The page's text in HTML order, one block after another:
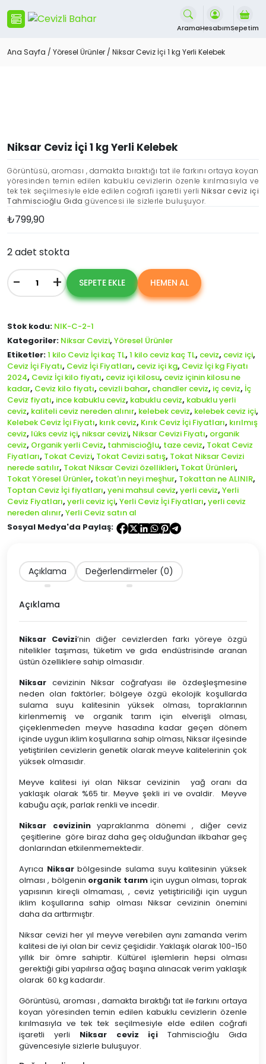
Geç
AramaHesabımSepetim
Ana Sayfa / Yöresel Ürünler / Niksar Ceviz İçi 1 kg Yerli Kelebek
Niksar Ceviz İçi 1 kg Yerli Kelebek
Görüntüsü, aroması , damakta bıraktığı tat ile farkını ortaya koyan
yöresinden temin edilen kabuklu cevizlerin özenle kırılmasıyla ve
tek tek seçilmesiyle elde edilen coğrafi işaretli yerliNiksar ceviz içi
Tahmiscioğlu Gıda güvencesi ile sizlerle buluşuyor.
₺799,90
2 adet stokta
Niksar
Ceviz
1
Yerli
Kelebek
adet
+
- SEPETE EKLE HEMEN AL
Stok kodu: NIK-C-2-1
Kategoriler: Niksar Cevizi, Yöresel Ürünler
Etiketler:1 kilo Ceviz İçi kaç TL, 1 kilo ceviz kaç TL, ceviz, ceviz içi,
Ceviz İçi Fiyatı, Ceviz İçi Fiyatları, ceviz içi kg, Ceviz İçi kg Fiyatı
2024, Ceviz İçi kilo fiyatı, ceviz içi kilosu, ceviz içinin kilosu ne
kadar, Ceviz kilo fiyatı, cevizli bahar, chandler ceviz, iç ceviz, İç
Ceviz fiyatı, ince kabuklu ceviz, kabuklu ceviz, kabuklu yerli
ceviz, kaliteli ceviz nereden alınır, kelebek ceviz, kelebek ceviz içi,
Kelebek Ceviz İçi Fiyatı, kırık ceviz, Kırık Ceviz İçi Fiyatları, kırılmış
ceviz, lüks ceviz içi, niksar cevizi, Niksar Cevizi Fiyatı, organik
ceviz, Organik yerli Ceviz, tahmiscioğlu, taze ceviz, Tokat Ceviz
Fiyatları, Tokat Cevizi, Tokat Cevizi satış, Tokat Niksar Cevizi
nerede satılır, Tokat Niksar Cevizi özellikleri, Tokat Ürünleri,
Tokat Yöresel Ürünler, tokat'ın neyi meşhur, Tokattan ne ALINIR,
Toptan Ceviz İçi fiyatları, yeni mahsul ceviz, yerli ceviz, Yerli
Ceviz Fiyatları, yerli ceviz içi, Yerli Ceviz İçi Fiyatları, yerli ceviz
nereden alınır, Yerli Ceviz satın al
Sosyal Medya'da Paylaş:
Açıklama Değerlendirmeler (0)
Açıklama
Niksar Cevizi’nin diğer cevizlerden farkı yöreye özgü
nitelikler taşıması, tüketim ve gıda endüstrisinde aranan
üstün özelliklere sahip olmasıdır.
Niksar cevizinin Niksar coğrafyası ile özdeşleşmesine
neden olan faktörler; bölgeye özgü ekolojik koşullarda
sulama suyu kalitesinin yüksek olması, topraklarının
kirlenmemiş ve organik tarım için elverişli olması,
çiçeklenmeden meyve hasadına kadar geçen dönem
içinde uygun iklim koşullarına sahip olması, Niksar ilçesinde
yetiştirilen cevizlerin genetik olarak meyve kalitelerinin çok
yüksek olmasıdır.
Meyve kalitesi iyi olan Niksar cevizinin yağ oranı da
yaklaşık olarak %65 tir. Meyve şekli iri ve ovaldir. Meyve
kabuğu açık, parlak renkli ve incedir.
Niksar cevizininyapraklanma dönemi , diğer ceviz
çeşitlerine göre biraz daha geç olduğundan ilkbahar geç
donlarından etkilenmemektedir.
Ayrıca Niksarbölgesinde sulama suyu kalitesinin yüksek
olması , bölgenin organik tarım için uygun olması, toprak
yapısının kireçli olmaması, , ceviz yetiştiriciliği için uygun
iklim koşullarına sahip olması Niksar cevizinin önemini
daha da arttırmıştır.
Niksar cevizi her yıl meyve verebilen aynı zamanda verim
kalitesi de iyi olan bir ceviz çeşididir. Yaklaşık olarak 100-150
yıllık bir ömre sahiptir. Kültürel işlemlerin hepsi olması
gerektiği gibi yapılırsa ağaç başına alınacak verim yaklaşık
olarak 60 kg kadardır.
Görüntüsü, aroması , damakta bıraktığı tat ile farkını ortaya
koyan yöresinden temin edilen kabuklu cevizlerin özenle
kırılmasıyla ve tek tek seçilmesiyle elde edilen coğrafi
işaretli yerli Niksar ceviz içiTahmiscioğlu Gıda
güvencesiyle sizlerle buluşuyor.